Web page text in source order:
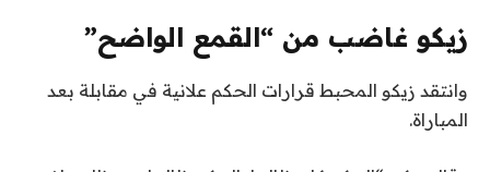
زيكو غاضب من “القمع الواضح”
وانتقد زيكو المحبط قرارات الحكم علانية في مقابلة بعد
المباراة.